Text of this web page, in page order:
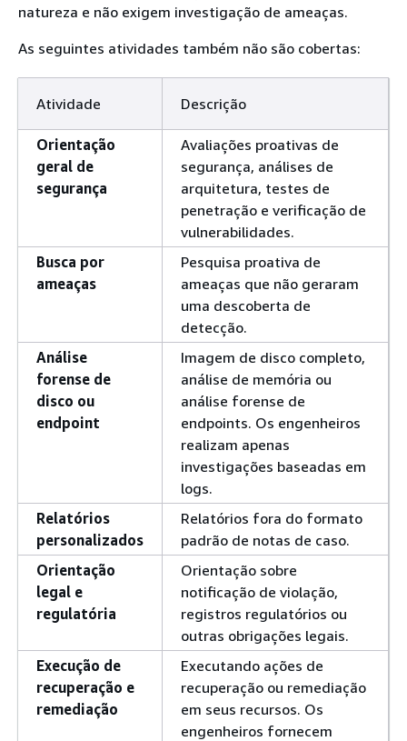
natureza e não exigem investigação de ameaças.
As seguintes atividades também não são cobertas:
Atividade Descrição
Orientação
geral de
segurança
Avaliações proativas de
segurança, análises de
arquitetura, testes de
penetração e verificação de
vulnerabilidades.
Busca por
ameaças
Pesquisa proativa de
ameaças que não geraram
uma descoberta de
detecção.
Análise
forense de
disco ou
endpoint
Imagem de disco completo,
análise de memória ou
análise forense de
endpoints. Os engenheiros
realizam apenas
investigações baseadas em
logs.
Relatórios
personalizados
Relatórios fora do formato
padrão de notas de caso.
Orientação
legal e
regulatória
Orientação sobre
notificação de violação,
registros regulatórios ou
outras obrigações legais.
Execução de
recuperação e
remediação
Executando ações de
recuperação ou remediação
em seus recursos. Os
engenheiros fornecem